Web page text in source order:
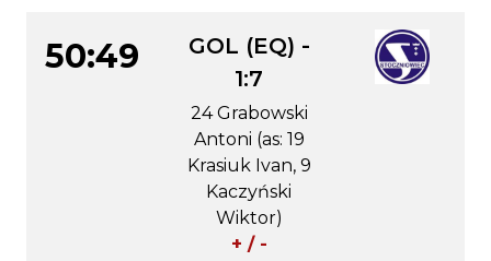
50:49
GOL (EQ) -
1:7
24 Grabowski
Antoni (as: 19
Krasiuk Ivan, 9
Kaczyński
Wiktor)
+ / -